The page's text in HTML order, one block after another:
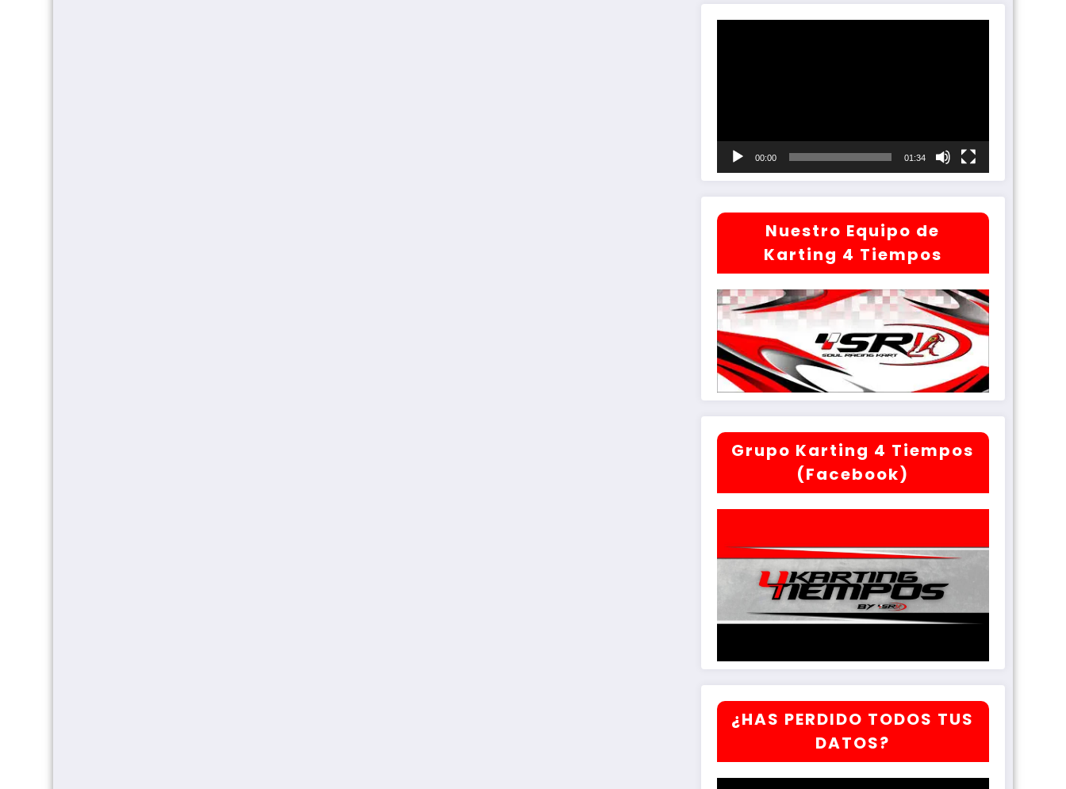
00:00 01:34
Nuestro Equipo de
Karting 4 Tiempos
Grupo Karting 4 Tiempos
(Facebook)
¿HAS PERDIDO TODOS TUS
DATOS?